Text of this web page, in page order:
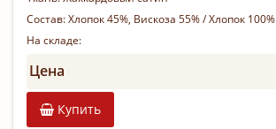
Состав:Хлопок 45%, Вискоза 55% / Хлопок 100%
На складе:
Цена
Купить